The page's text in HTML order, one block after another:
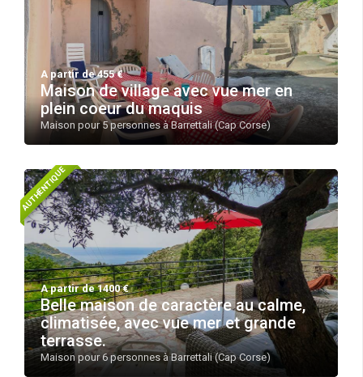
A partir de 455 €
Maison de village avec vue mer en
plein coeur du maquis
Maison pour 5 personnes à Barrettali (Cap Corse)
AUTHENTIQUE
A partir de 1400 €
Belle maison de caractère au calme,
climatisée, avec vue mer et grande
terrasse.
Maison pour 6 personnes à Barrettali (Cap Corse)